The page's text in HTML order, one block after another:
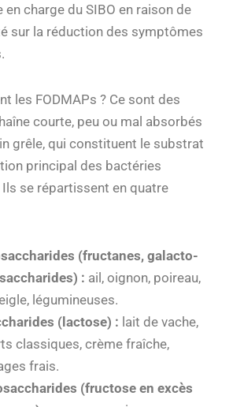
en charge du SIBO en raison de
sur la réduction des symptômes
les FODMAPs ? Ce sont des
courte, peu ou mal absorbés
grêle, qui constituent le substrat
principal des bactéries
se répartissent en quatre
(fructanes, galacto-
: ail, oignon, poireau,
légumineuses.
(lactose) : lait de vache,
classiques, crème fraîche,
frais.
(fructose en excès